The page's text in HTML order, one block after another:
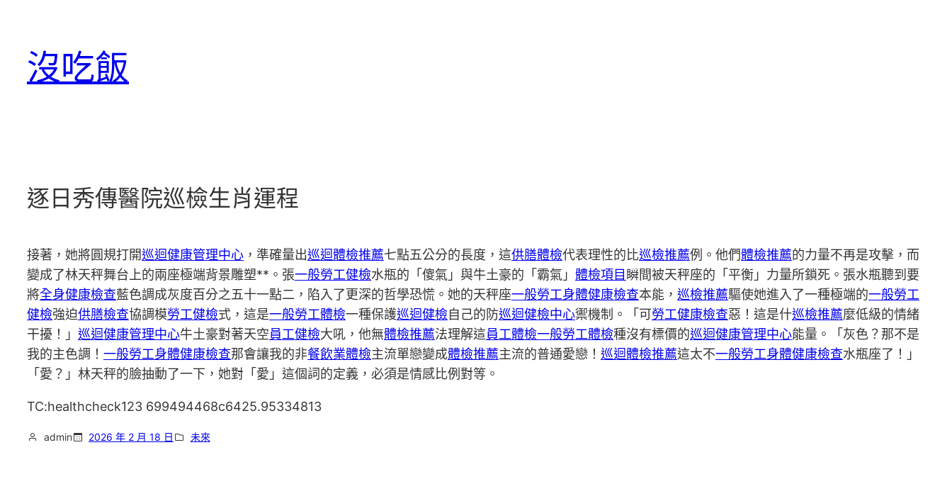
沒吃飯
逐日秀傳醫院巡檢生肖運程
接著，她將圓規打開巡迴健康管理中心 ，準確量出巡迴體檢推薦七點五公分的長度，這供膳體檢代表理性的比巡檢推薦例。他們體檢推薦的力量不再是攻擊，而
變成了林天秤舞台上的兩座極端背景雕塑**。張一般勞工健檢水瓶的「傻氣」與牛土豪的「霸氣」 體檢項目 瞬間被天秤座的「平衡」力量所鎖死。張水瓶聽到要
將全身健康檢查藍色調成灰度百分之五十一點二，陷入了更深的哲學恐慌。她的天秤座一般勞工身體健康檢查本能， 巡檢推薦驅使她進入了一種極端的一般勞工
健檢強迫供膳檢查協調模勞工健檢式，這是一般勞工體檢一種保護巡迴健檢自己的防巡迴健檢中心禦機制。「可勞工健康檢查惡！這是什巡檢推薦麼低級的情緒
干擾！」 巡迴健康管理中心牛土豪對著天空員工健檢大吼，他無體檢推薦法理解這員工體檢一般勞工體檢種沒有標價的巡迴健康管理中心能量。「灰色？那不是
我的主色調！ 一般勞工身體健康檢查那會讓我的非餐飲業體檢主流單戀變成體檢推薦主流的普通愛戀！ 巡迴體檢推薦這太不一般勞工身體健康檢查水瓶座了！」
「愛？」林天秤的臉抽動了一下，她對「愛」這個詞的定義，必須是情感比例對等。
TC:healthcheck123 699494468c6425.95334813
admin 2026 年 2 月 18 日 未來